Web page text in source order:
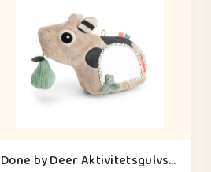
Done by Deer Aktivitetsgulvspejl - Dotti - Sand